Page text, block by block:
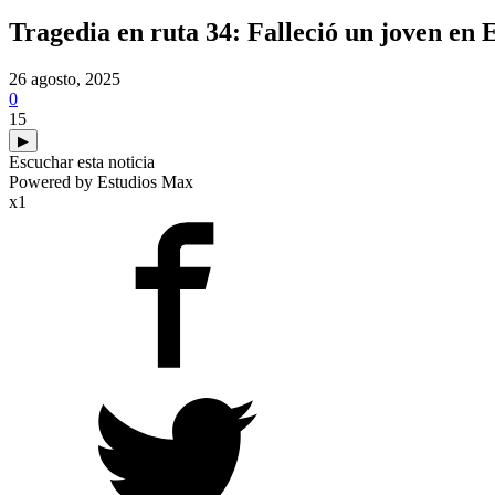
Tragedia en ruta 34: Falleció un joven en
26 agosto, 2025
0
15
▶
Escuchar esta noticia
Powered by Estudios Max
x1